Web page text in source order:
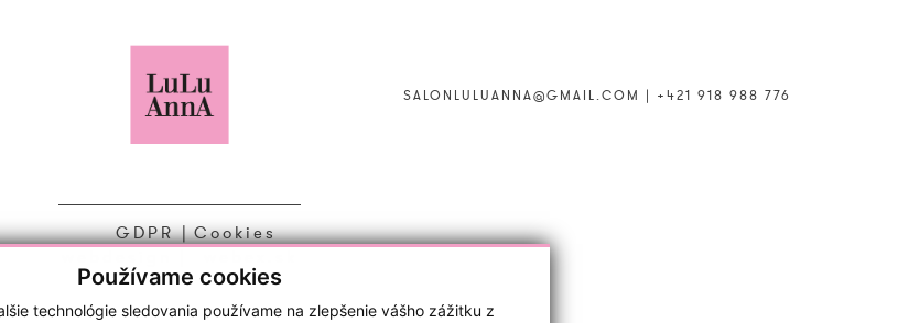
Používame cookies
technológie sledovania používame na zlepšenie vášho zážitku z
SALONLULUANNA@GMAIL.COM | +421 918 988 776
GDPR| Cookies